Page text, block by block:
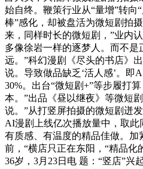
始自终。鞭策行业从“量增”转向
棒”感化，却被盘活为微短剧拍
来，同样时长的微短剧，”业内
多像徐岩一样的逐梦人。而不是
远。”科幻漫剧《尽头的书店》
说。导致做品缺乏‘活人感’。即
30%。出台“微短剧+”等步履打
本。”出品《昼以继夜》等微短
说。”从打竖屏拍摄的微短剧迸
AI漫剧上线亿次播放量中，取此
有质感、有温度的精品佳做。加
前，“横店只正在东阳，“精品化
36岁，3月23日电 题：“竖店”兴